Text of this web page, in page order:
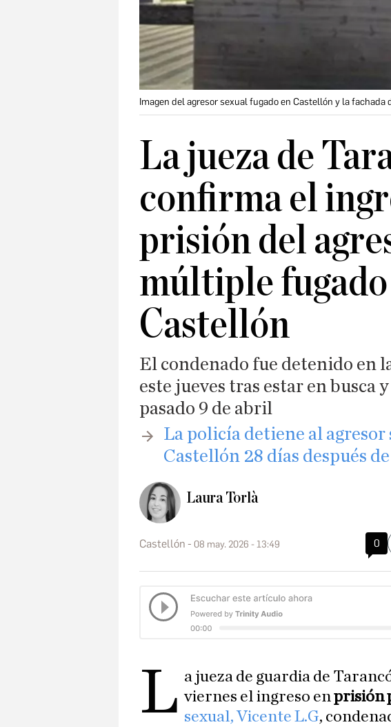
Imagen del agresor sexual fugado en Castellón y la
La jueza de
confirma el
prisión del
múltiple
Castellón
El condenado fue detenido en
este jueves tras estar en busca
pasado 9 de abril
​La policía detiene al
Castellón 28 días después
Laura Torlà
Castellón 08 may. 2026 - 13:49 0
L a jueza de guardia de
viernes el ingreso enprisión
sexual, Vicente L.G,